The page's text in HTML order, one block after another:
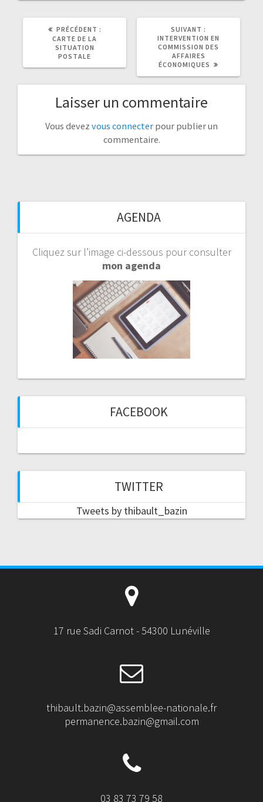
PRÉCÉDENT :
ARTICLE
PRÉCÉDENT
CARTE DE LA
SITUATION
POSTALE
SUIVANT :
ARTICLE
INTERVENTION EN
COMMISSION DES
AFFAIRES
ÉCONOMIQUES
Laisser un commentaire
Vous devez vous connecter pour publier un
commentaire.
AGENDA
Cliquez sur l’image ci-dessous pour consulter
mon agenda
FACEBOOK
TWITTER
Tweets by thibault_bazin
17 rue Sadi Carnot - 54300 Lunéville
thibault.bazin@assemblee-nationale.fr
permanence.bazin@gmail.com
03 83 73 79 58